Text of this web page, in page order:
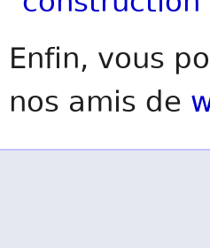
Enfin, vous
nos amis de